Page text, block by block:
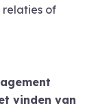
relaties of
vinden van